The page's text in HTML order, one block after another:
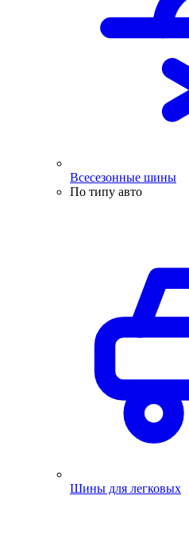
Всесезонные шины
По типу авто
Шины для легковых